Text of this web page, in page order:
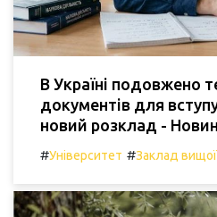
В Україні подовжено
документів для
новий розклад -
#Університет #Заклад вищої